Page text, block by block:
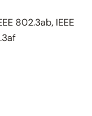
802.3ab, IEEE